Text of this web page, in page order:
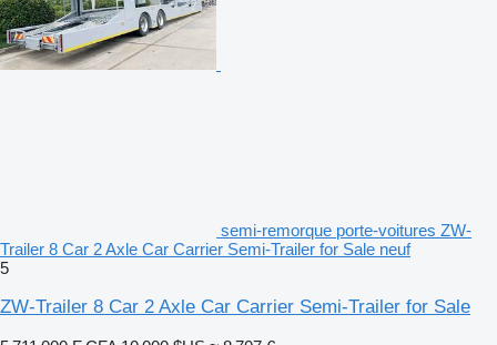
semi-remorque porte-voitures ZW-
Trailer 8 Car 2 Axle Car Carrier Semi-Trailer for Sale neuf
5
ZW-Trailer 8 Car 2 Axle Car Carrier Semi-Trailer for Sale